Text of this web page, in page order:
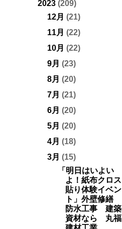
2023 (209)
12月 (21)
11月 (22)
10月 (22)
9月 (23)
8月 (20)
7月 (21)
6月 (20)
5月 (20)
4月 (18)
3月 (15)
「明日はいよい
よ！紙布クロス
貼り体験イベン
ト」外壁修繕
防水工事 建築
資材なら 丸福